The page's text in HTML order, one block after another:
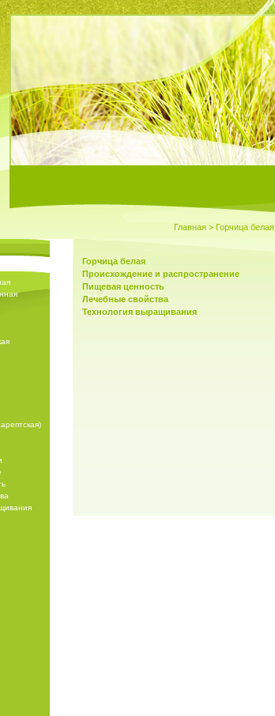
Главная> Горчица белая
Горчица белая
Происхождение и распространение
Пищевая ценность
Лечебные свойства
Технология выращивания